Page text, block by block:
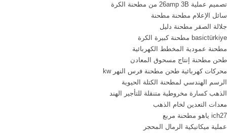
تصميم عملية 26amp 3B من مطحنة الكرة
سائل الإعلام مطحنة مطحنة
جلالة الصقر مطحنة دليل
basictürkiye مطحنة كبيرة الكرة
مطحنة عمودية المخطط الكهربائية
طحن مطحنة إنتاج مسحوق المعادن
محركات كهربائية طحن مطحنة فرس النهر kw
الرسم الهندسي لمطحنة الكتلة الحيوية
الذهب كسارة مخروطية متنقلة للتأجير الهند
معدات التعدين لخام الذهب
ich27 ياهو مطحنة مربع
عملية ميكانيكية الرمال المحجر